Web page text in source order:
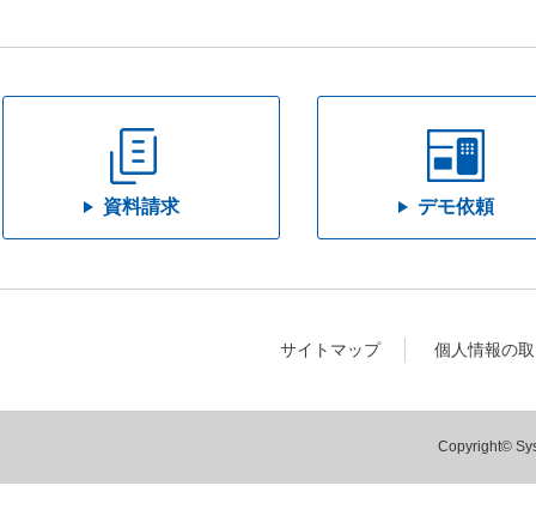
資料請求 デモ依頼
サイトマップ 個人情報の
Copyright©